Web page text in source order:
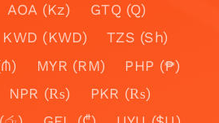
AOA (Kz)
GTQ (Q)
KWD (KWD)
TZS (Sh)
MYR (RM)
PHP (₱)
NPR (₨)
PKR (₨)